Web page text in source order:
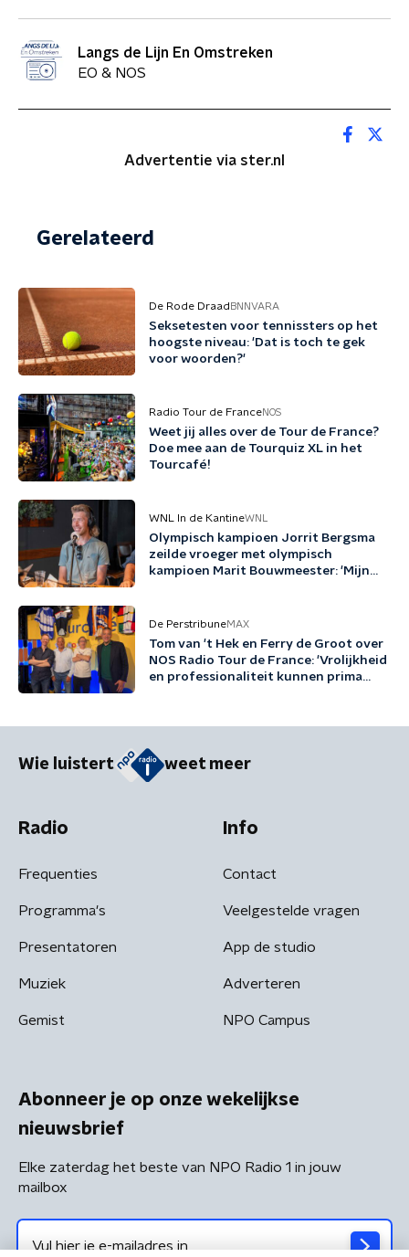
Langs de Lijn En Omstreken
EO & NOS
Advertentie via ster.nl
Gerelateerd
De Rode Draad BNNVARA
Seksetesten voor tennissters op het
hoogste niveau: 'Dat is toch te gek
voor woorden?'
Radio Tour de FranceNOS
Weet jij alles over de Tour de France?
Doe mee aan de Tourquiz XL in het
Tourcafé!
WNL In de KantineWNL
Olympisch kampioen Jorrit Bergsma
zeilde vroeger met olympisch
kampioen Marit Bouwmeester: 'Mijn
De PerstribuneMAX
Tom van 't Hek en Ferry de Groot over
NOS Radio Tour de France: 'Vrolijkheid
en professionaliteit kunnen prima
Wie luistert weet meer
Radio
Frequenties
Programma's
Presentatoren
Muziek
Gemist
Info
Contact
Veelgestelde vragen
App de studio
Adverteren
NPO Campus
Abonneer je op onze wekelijkse
nieuwsbrief
Elke zaterdag het beste van NPO Radio 1 in jouw
mailbox